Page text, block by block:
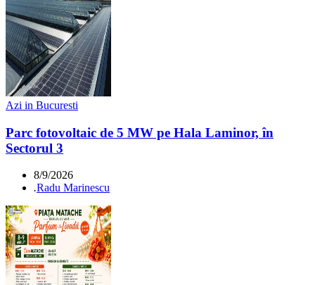
Azi in Bucuresti
Parc fotovoltaic de 5 MW pe Hala Laminor, în
Sectorul 3
8/9/2026
.Radu Marinescu